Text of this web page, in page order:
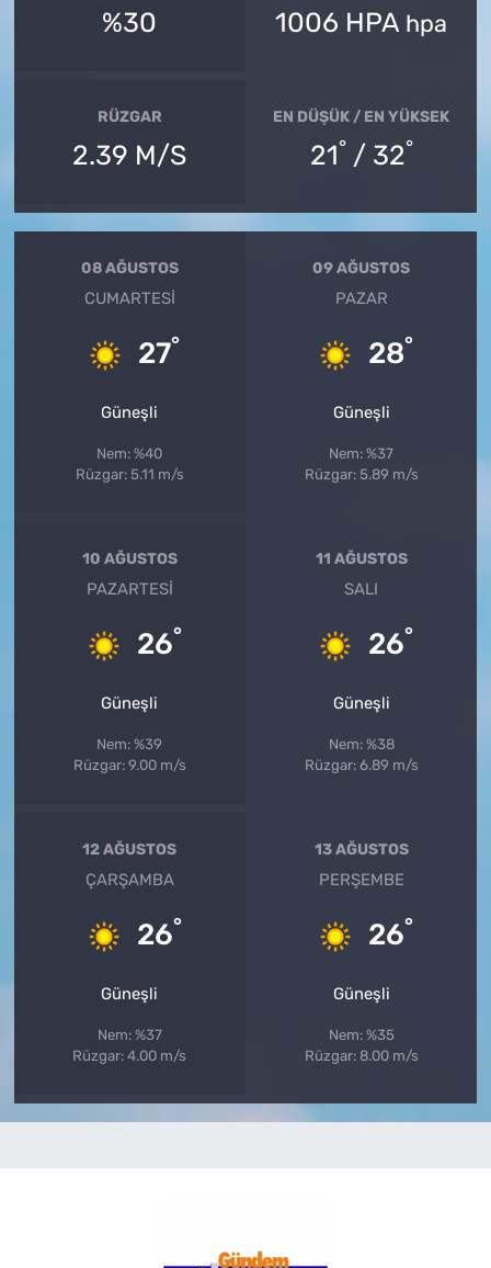
%30 1006 HPA hpa
RÜZGAR
2.39 M/S
EN DÜŞÜK / EN YÜKSEK
21° / 32°
08 AĞUSTOS
CUMARTESI
27°
Güneşli
Nem: %40
Rüzgar: 5.11 m/s
09 AĞUSTOS
PAZAR
28°
Güneşli
Nem: %37
Rüzgar: 5.89 m/s
10 AĞUSTOS
PAZARTESI
26°
Güneşli
Nem: %39
Rüzgar: 9.00 m/s
11 AĞUSTOS
SALI
26°
Güneşli
Nem: %38
Rüzgar: 6.89 m/s
12 AĞUSTOS
ÇARŞAMBA
26°
Güneşli
Nem: %37
Rüzgar: 4.00 m/s
13 AĞUSTOS
PERŞEMBE
26°
Güneşli
Nem: %35
Rüzgar: 8.00 m/s